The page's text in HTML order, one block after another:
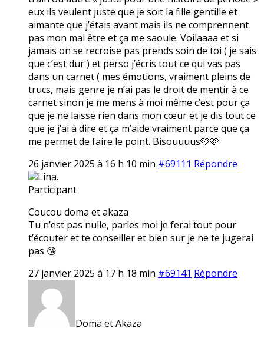
eux ils veulent juste que je soit la fille gentille et
aimante que j’étais avant mais ils ne comprennent
pas mon mal être et ça me saoule. Voilaaaa et si
jamais on se recroise pas prends soin de toi ( je sais
que c’est dur ) et perso j’écris tout ce qui vas pas
dans un carnet ( mes émotions, vraiment pleins de
trucs, mais genre je n’ai pas le droit de mentir à ce
carnet sinon je me mens à moi même c’est pour ça
que je ne laisse rien dans mon cœur et je dis tout ce
que je j’ai à dire et ça m’aide vraiment parce que ça
me permet de faire le point. Bisouuuus🩷🩷
26 janvier 2025 à 16 h 10 min #69111 Répondre
Lina.
Participant
Coucou doma et akaza
Tu n’est pas nulle, parles moi je ferai tout pour
t’écouter et te conseiller et bien sur je ne te jugerai
pas 😘
27 janvier 2025 à 17 h 18 min #69141 Répondre
Doma et Akaza